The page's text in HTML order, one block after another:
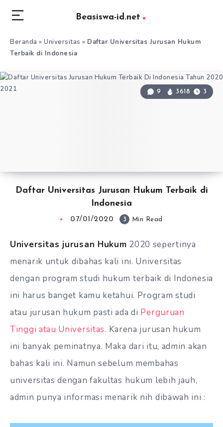
Beasiswa-id.net
Beranda » Universitas » Daftar Universitas Jurusan Hukum
Terbaik di Indonesia
Daftar Universitas Jurusan Hukum Terbaik di
Indonesia
9 3618 3
07/01/2020 3 Min Read
Universitas jurusan Hukum 2020 sepertinya
menarik untuk dibahas kali ini. Universitas
dengan program studi hukum terbaik di Indonesia
ini harus banget kamu ketahui. Program studi
atau jurusan hukum pasti ada di Perguruan
Tinggi atau Universitas. Karena jurusan hukum
ini banyak peminatnya. Maka dari itu, admin akan
bahas kali ini. Namun sebelum membahas
universitas dengan fakultas hukum lebih jauh,
admin punya informasi menarik nih dibawah ini :